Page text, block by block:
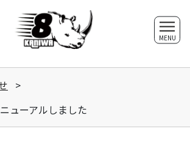
MENU
>
ューアルしました